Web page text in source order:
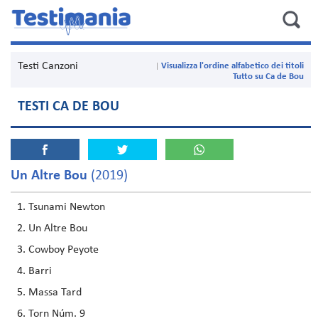
Testi Canzoni
Visualizza l'ordine alfabetico dei titoli
Tutto su Ca de Bou
TESTI CA DE BOU
Un Altre Bou (2019)
Tsunami Newton
Un Altre Bou
Cowboy Peyote
Barri
Massa Tard
Torn Núm. 9